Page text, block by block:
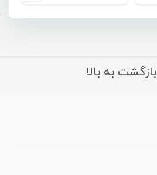
بازگشت به بالا